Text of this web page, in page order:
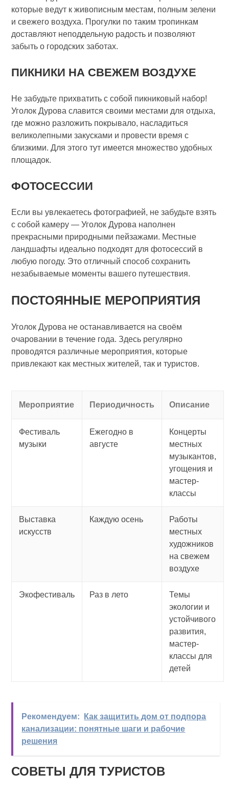
которые ведут к живописным местам, полным зелени
и свежего воздуха. Прогулки по таким тропинкам
доставляют неподдельную радость и позволяют
забыть о городских заботах.
ПИКНИКИ НА СВЕЖЕМ ВОЗДУХЕ
Не забудьте прихватить с собой пикниковый набор!
Уголок Дурова славится своими местами для отдыха,
где можно разложить покрывало, насладиться
великолепными закусками и провести время с
близкими. Для этого тут имеется множество удобных
площадок.
ФОТОСЕССИИ
Если вы увлекаетесь фотографией, не забудьте взять
с собой камеру — Уголок Дурова наполнен
прекрасными природными пейзажами. Местные
ландшафты идеально подходят для фотосессий в
любую погоду. Это отличный способ сохранить
незабываемые моменты вашего путешествия.
ПОСТОЯННЫЕ МЕРОПРИЯТИЯ
Уголок Дурова не останавливается на своём
очаровании в течение года. Здесь регулярно
проводятся различные мероприятия, которые
привлекают как местных жителей, так и туристов.
Мероприятие Периодичность Описание
Фестиваль
музыки
Ежегодно в
августе
Концерты
местных
музыкантов,
угощения и
мастер-
классы
Выставка
искусств
Каждую осень
Работы
местных
художников
на свежем
воздухе
Экофестиваль Раз в лето
Темы
экологии и
устойчивого
развития,
мастер-
классы для
детей
Рекомендуем:
Как защитить дом от подпора
канализации: понятные шаги и рабочие
решения
СОВЕТЫ ДЛЯ ТУРИСТОВ